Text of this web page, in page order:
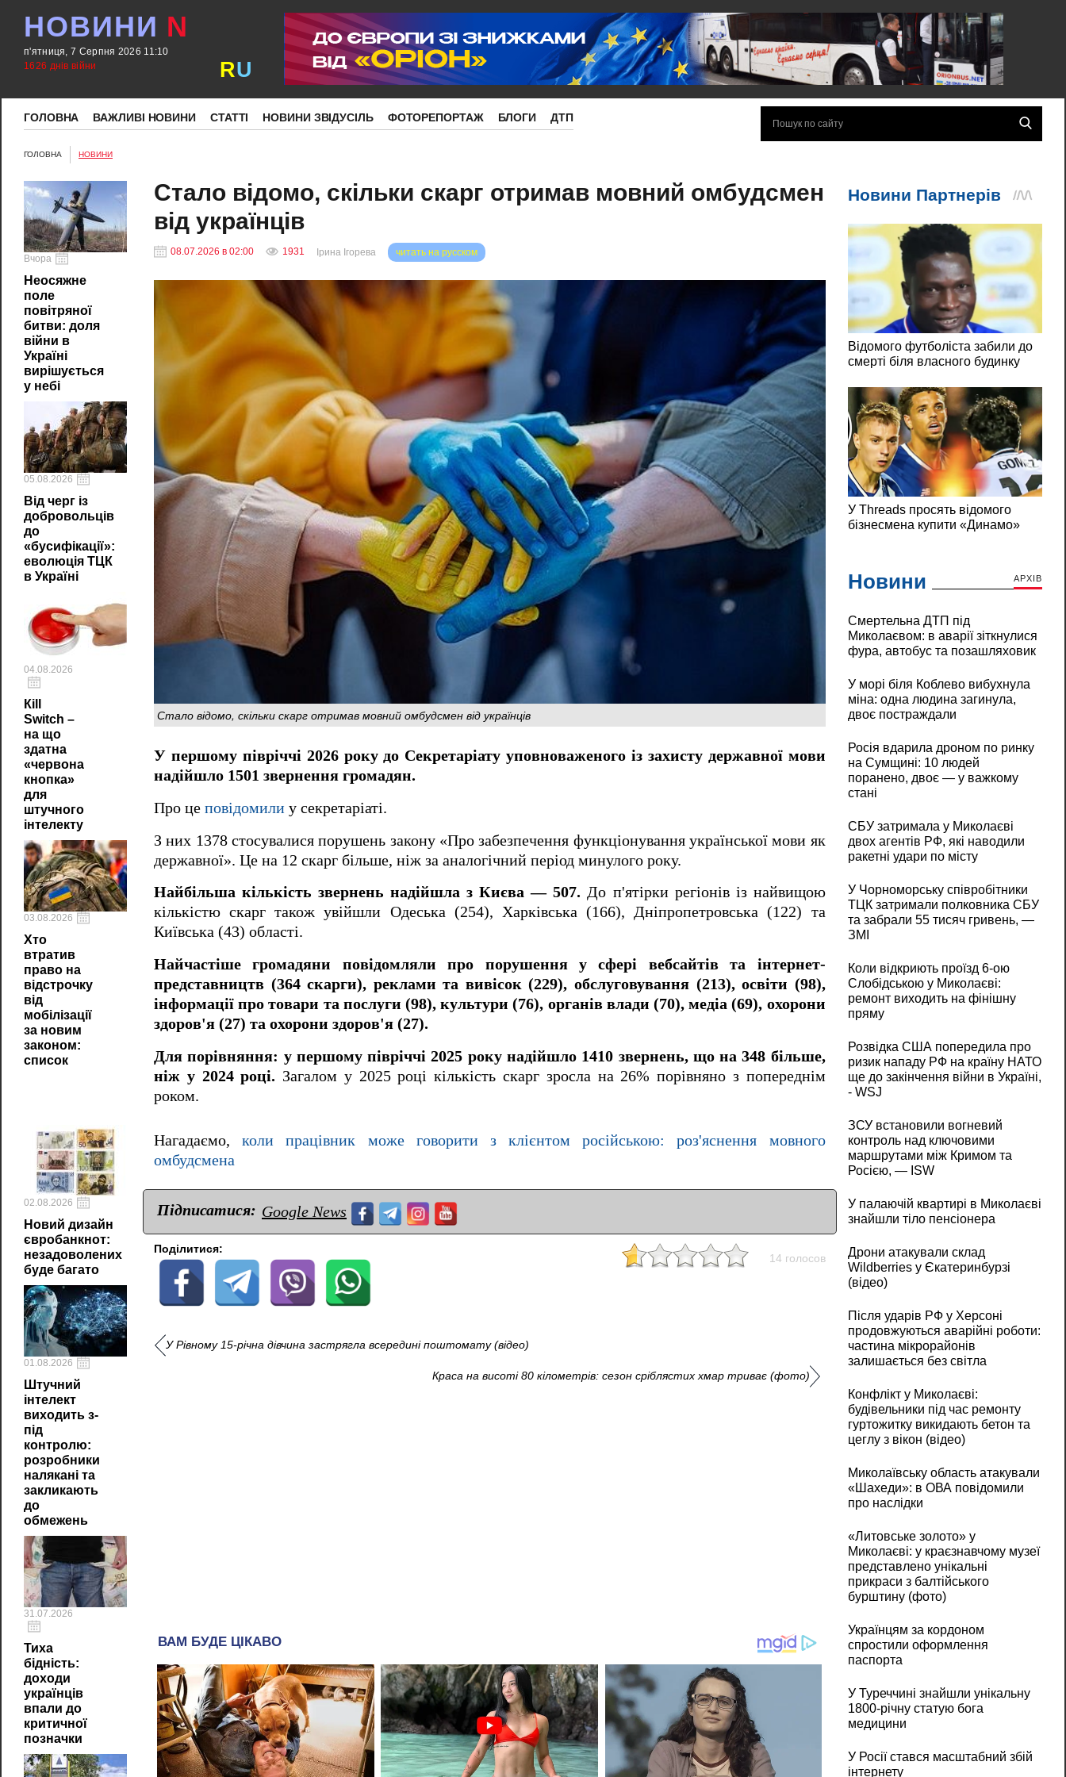
НОВИНИ N
п'ятниця, 7 Серпня 2026 11:10
1626 днів війни
RU
ГОЛОВНА ВАЖЛИВІ НОВИНИ СТАТТІ НОВИНИ ЗВІДУСІЛЬ ФОТОРЕПОРТАЖ БЛОГИ ДТП
ГОЛОВНА НОВИНИ
Вчора
Неосяжне
поле
повітряної
битви: доля
війни в
Україні
вирішується
у небі
05.08.2026
Від черг із
добровольців
до
«бусифікації»:
еволюція ТЦК
в Україні
04.08.2026
Кill
Switch –
на що
здатна
«червона
кнопка»
для
штучного
інтелекту
03.08.2026
Хто
втратив
право на
відстрочку
від
мобілізації
за новим
законом:
список
02.08.2026
Новий дизайн
євробанкнот:
незадоволених
буде багато
01.08.2026
Штучний
інтелект
виходить з-
під
контролю:
розробники
налякані та
закликають
до
обмежень
31.07.2026
Тиха
бідність:
доходи
українців
впали до
критичної
позначки
Стало відомо, скільки скарг отримав мовний омбудсмен
від українців
08.07.2026 в 02:00 1931 читать на русском
Ірина Ігорева
Стало відомо, скільки скарг отримав мовний омбудсмен від українців
У першому півріччі 2026 року до Секретаріату уповноваженого із захисту державної мови
надійшло 1501 звернення громадян.
Про це повідомили у секретаріаті.
З них 1378 стосувалися порушень закону «Про забезпечення функціонування української мови як
державної». Це на 12 скарг більше, ніж за аналогічний період минулого року.
Найбільша кількість звернень надійшла з Києва — 507. До п'ятірки регіонів із найвищою
кількістю скарг також увійшли Одеська (254), Харківська (166), Дніпропетровська (122) та
Київська (43) області.
Найчастіше громадяни повідомляли про порушення у сфері вебсайтів та інтернет-
представництв (364 скарги), реклами та вивісок (229), обслуговування (213), освіти (98),
інформації про товари та послуги (98), культури (76), органів влади (70), медіа (69), охорони
здоров'я (27) та охорони здоров'я (27).
Для порівняння: у першому півріччі 2025 року надійшло 1410 звернень, що на 348 більше,
ніж у 2024 році. Загалом у 2025 році кількість скарг зросла на 26% порівняно з попереднім
роком.
Нагадаємо,коли працівник може говорити з клієнтом російською: роз'яснення мовного
омбудсмена
Підписатися: Google News
Поділитися:
14 голосов
У Рівному 15-річна дівчина застрягла всередині поштомату (відео)
Краса на висоті 80 кілометрів: сезон сріблястих хмар триває (фото)
Новини АРХІВ
Смертельна ДТП під
Миколаєвом: в аварії зіткнулися
фура, автобус та позашляховик
У морі біля Коблево вибухнула
міна: одна людина загинула,
двоє постраждали
Росія вдарила дроном по ринку
на Сумщині: 10 людей
поранено, двоє — у важкому
стані
СБУ затримала у Миколаєві
двох агентів РФ, які наводили
ракетні удари по місту
У Чорноморську співробітники
ТЦК затримали полковника СБУ
та забрали 55 тисяч гривень, —
ЗМІ
Коли відкриють проїзд 6-ою
Слобідською у Миколаєві:
ремонт виходить на фінішну
пряму
Розвідка США попередила про
ризик нападу РФ на країну НАТО
ще до закінчення війни в Україні,
- WSJ
ЗСУ встановили вогневий
контроль над ключовими
маршрутами між Кримом та
Росією, — ISW
У палаючій квартирі в Миколаєві
знайшли тіло пенсіонера
Дрони атакували склад
Wildberries у Єкатеринбурзі
(відео)
Після ударів РФ у Херсоні
продовжуються аварійні роботи:
частина мікрорайонів
залишається без світла
Конфлікт у Миколаєві:
будівельники під час ремонту
гуртожитку викидають бетон та
цеглу з вікон (відео)
Миколаївську область атакували
«Шахеди»: в ОВА повідомили
про наслідки
«Литовське золото» у
Миколаєві: у краєзнавчому музеї
представлено унікальні
прикраси з балтійського
бурштину (фото)
Українцям за кордоном
спростили оформлення
паспорта
У Туреччині знайшли унікальну
1800-річну статую бога
медицини
У Росії стався масштабний збій
інтернету